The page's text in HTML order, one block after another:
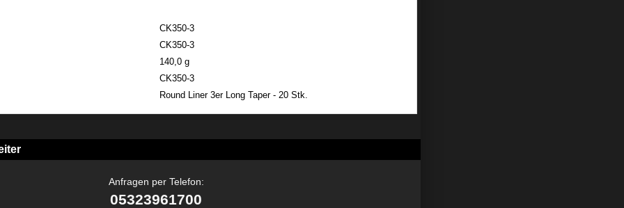
CK350-3
CK350-3
140,0 g
CK350-3
Round Liner 3er Long Taper - 20 Stk.
Anfragen per Telefon:
05323961700